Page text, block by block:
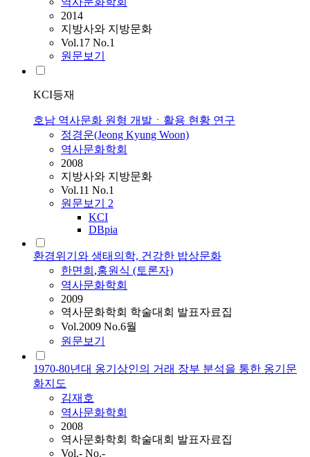
2014
지방사와 지방문화
Vol.17 No.1
원문보기
KCI등재
호남 역사문화 원형 개발ㆍ활용 현황 연구
정경운(Jeong Kyung Woon)
역사문화학회
2008
지방사와 지방문화
Vol.11 No.1
원문보기 2
KCI
DBpia
환경위기와 생태의학, 건강한 밥상문화
한면희 ,홍원식 (토론자)
역사문화학회
2009
역사문화학회 학술대회 발표자료집
Vol.2009 No.6월
원문보기
1970-80년대 옹기상인의 거래 장부 분석을 통한 옹기문
화지도
김재호
역사문화학회
2008
역사문화학회 학술대회 발표자료집
Vol.- No.-